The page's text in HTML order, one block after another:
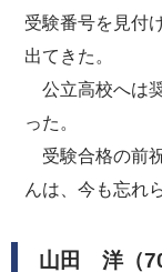
受験番号を見付
出てきた。
公立高校へは
った。
受験合格の前
んは、今も忘れ
山田 洋（